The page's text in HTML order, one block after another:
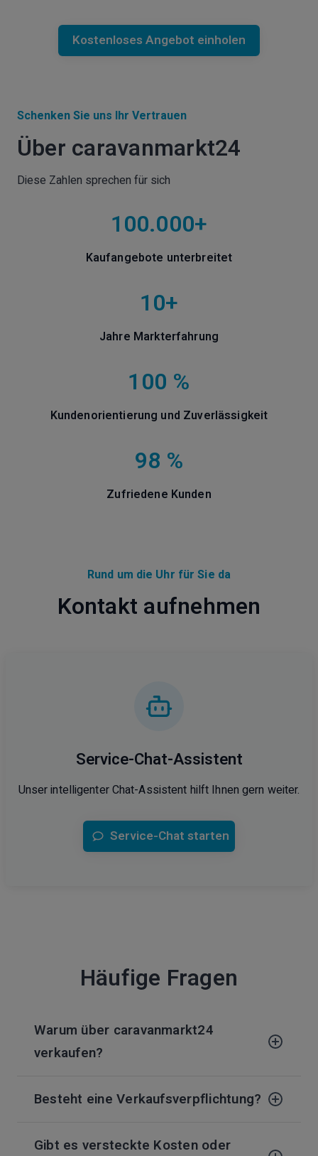
Kostenloses Angebot einholen
Schenken Sie uns Ihr Vertrauen
Über caravanmarkt24
Diese Zahlen sprechen für sich
100.000+
Kaufangebote unterbreitet
10+
Jahre Markterfahrung
100 %
Kundenorientierung und Zuverlässigkeit
98 %
Zufriedene Kunden
Rund um die Uhr für Sie da
Kontakt aufnehmen
Service-Chat-Assistent
Unser intelligenter Chat-Assistent hilft Ihnen gern weiter.
Service-Chat starten
Häufige Fragen
Warum über caravanmarkt24
verkaufen?
Besteht eine Verkaufsverpflichtung?
Gibt es versteckte Kosten oder